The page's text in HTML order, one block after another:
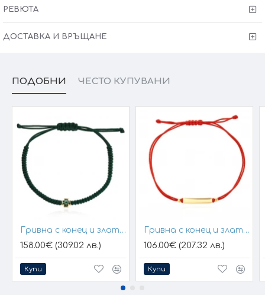
РЕВЮТА
ДОСТАВКА И ВРЪЩАНЕ
ПОДОБНИ ЧЕСТО КУПУВАНИ
Гривна с конец и златен елемент кръст
158.00€ (309.02 лв.)
Купи
Гривна с конец и златна плочка за гравиране
106.00€ (207.32 лв.)
Купи